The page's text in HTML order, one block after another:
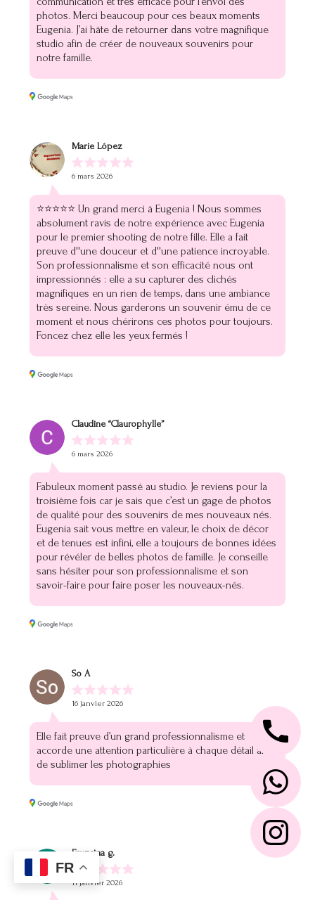
photos. Merci beaucoup pour ces beaux moments
Eugenia. J’ai hâte de retourner dans votre magnifique
studio afin de créer de nouveaux souvenirs pour
notre famille.
Marie López
6 mars 2026
⭐⭐⭐⭐⭐ Un grand merci à Eugenia ! Nous sommes
absolument ravis de notre expérience avec Eugenia
pour le premier shooting de notre fille. Elle a fait
preuve d''une douceur et d''une patience incroyable.
Son professionnalisme et son efficacité nous ont
impressionnés : elle a su capturer des clichés
magnifiques en un rien de temps, dans une ambiance
très sereine. Nous garderons un souvenir ému de ce
moment et nous chérirons ces photos pour toujours.
Foncez chez elle les yeux fermés !
Claudine “Claurophylle”
6 mars 2026
Fabuleux moment passé au studio. Je reviens pour la
troisième fois car je sais que c’est un gage de photos
de qualité pour des souvenirs de mes nouveaux nés.
Eugenia sait vous mettre en valeur, le choix de décor
et de tenues est infini, elle a toujours de bonnes idées
pour révéler de belles photos de famille. Je conseille
sans hésiter pour son professionnalisme et son
savoir-faire pour faire poser les nouveaux-nés.
So A
16 janvier 2026
Elle fait preuve d’un grand professionnalisme et
accorde une attention particulière à chaque détail afin
de sublimer les photographies
Fruzsina g.
11 janvier 2026
FR